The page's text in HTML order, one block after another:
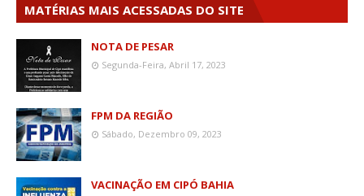
MATÉRIAS MAIS ACESSADAS DO SITE
NOTA DE PESAR
Segunda-Feira, Abril 17, 2023
FPM DA REGIÃO
Sábado, Dezembro 09, 2023
VACINAÇÃO EM CIPÓ BAHIA